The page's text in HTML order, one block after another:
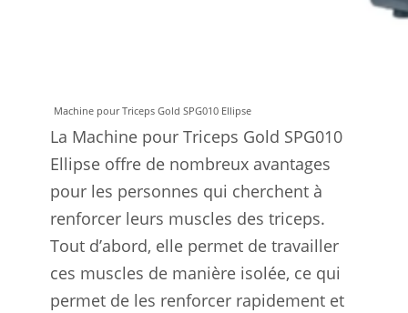
Machine pour Triceps Gold SPG010 Ellipse
La Machine pour Triceps Gold SPG010
Ellipse offre de nombreux avantages
pour les personnes qui cherchent à
renforcer leurs muscles des triceps.
Tout d’abord, elle permet de travailler
ces muscles de manière isolée, ce qui
permet de les renforcer rapidement et